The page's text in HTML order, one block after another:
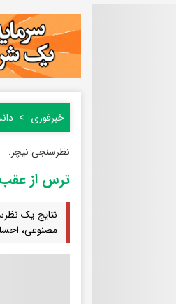
خبرفوری
نظرسنجی نیچر:
ترس از
نتایج یک
مصنوعی،